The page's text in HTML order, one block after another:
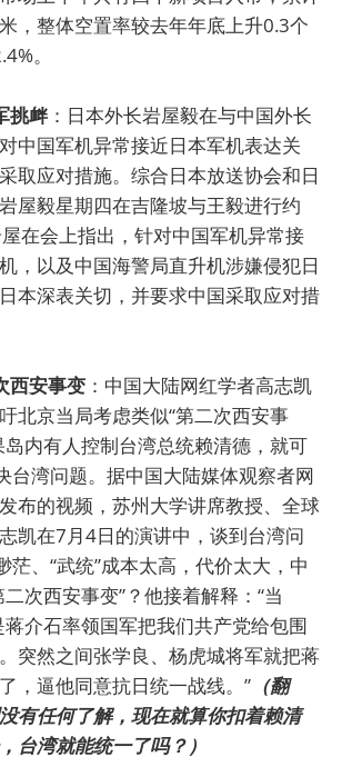
，整体空置率较去年年底上升0.3个
。
挑衅 ：日本外长岩屋毅在与中国外长
中国军机异常接近日本军机表达关
取应对措施。综合日本放送协会和日
屋毅星期四在吉隆坡与王毅进行约
在会上指出，针对中国军机异常接
，以及中国海警局直升机涉嫌侵犯日
本深表关切，并要求中国采取应对措
西安事变 ：中国大陆网红学者高志凯
北京当局考虑类似“第二次西安事
岛内有人控制台湾总统赖清德，就可
台湾问题。据中国大陆媒体观察者网
布的视频，苏州大学讲席教授、全球
凯在7月4日的演讲中，谈到台湾问
茫、“武统”成本太高，代价太大，中
次西安事变”？他接着解释：“当
蒋介石率领国军把我们共产党给包围
突然之间张学良、杨虎城将军就把蒋
，逼他同意抗日统一战线。” （翻
有任何了解，现在就算你扣着赖清
台湾就能统一了吗？）